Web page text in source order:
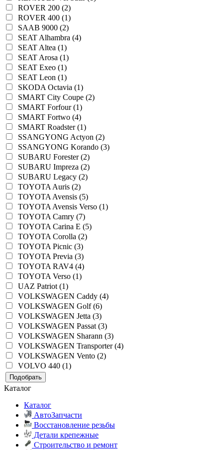
ROVER 200 (2)
ROVER 400 (1)
SAAB 9000 (2)
SEAT Alhambra (4)
SEAT Altea (1)
SEAT Arosa (1)
SEAT Exeo (1)
SEAT Leon (1)
SKODA Octavia (1)
SMART City Coupe (2)
SMART Forfour (1)
SMART Fortwo (4)
SMART Roadster (1)
SSANGYONG Actyon (2)
SSANGYONG Korando (3)
SUBARU Forester (2)
SUBARU Impreza (2)
SUBARU Legacy (2)
TOYOTA Auris (2)
TOYOTA Avensis (5)
TOYOTA Avensis Verso (1)
TOYOTA Camry (7)
TOYOTA Carina E (5)
TOYOTA Corolla (2)
TOYOTA Picnic (3)
TOYOTA Previa (3)
TOYOTA RAV4 (4)
TOYOTA Verso (1)
UAZ Patriot (1)
VOLKSWAGEN Caddy (4)
VOLKSWAGEN Golf (6)
VOLKSWAGEN Jetta (3)
VOLKSWAGEN Passat (3)
VOLKSWAGEN Sharann (3)
VOLKSWAGEN Transporter (4)
VOLKSWAGEN Vento (2)
VOLVO 440 (1)
Подобрать
Каталог
Каталог
АвтоЗапчасти
Восстановление резьбы
Детали крепежные
Строительство и ремонт